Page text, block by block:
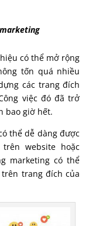
có thể mở rộng
tốn quá nhiều
các trang đích
việc đó đã trở
bao giờ hết.
thể dễ dàng được
website hoặc
marketing có thể
trang đích của